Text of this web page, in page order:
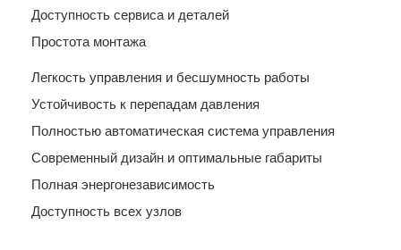
Доступность сервиса и деталей
Простота монтажа
Легкость управления и бесшумность работы
Устойчивость к перепадам давления
Полностью автоматическая система управления
Современный дизайн и оптимальные габариты
Полная энергонезависимость
Доступность всех узлов